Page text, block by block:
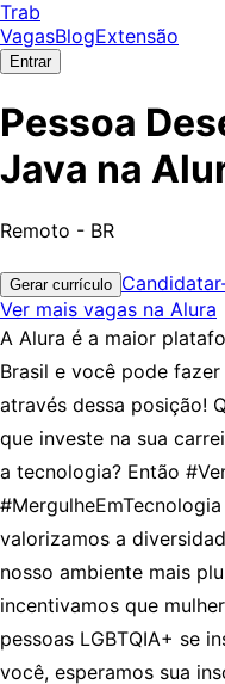
Trab
VagasBlogExtensão
Entrar
Pessoa
Java na
Remoto - BR
Gerar currículo
Ver mais vagas na Alura
A Alura é a maior
Brasil e você pode
através dessa posição!
que investe na sua
a tecnologia? Então
valorizamos a
nosso ambiente mais
incentivamos que
pessoas LGBTQIA+ se
você, esperamos sua